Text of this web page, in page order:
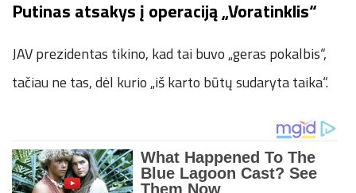
Putinas atsakys į operaciją „Voratinklis“
JAV prezidentas tikino, kad tai buvo „geras pokalbis“,
tačiau ne tas, dėl kurio „iš karto būtų sudaryta taika“.